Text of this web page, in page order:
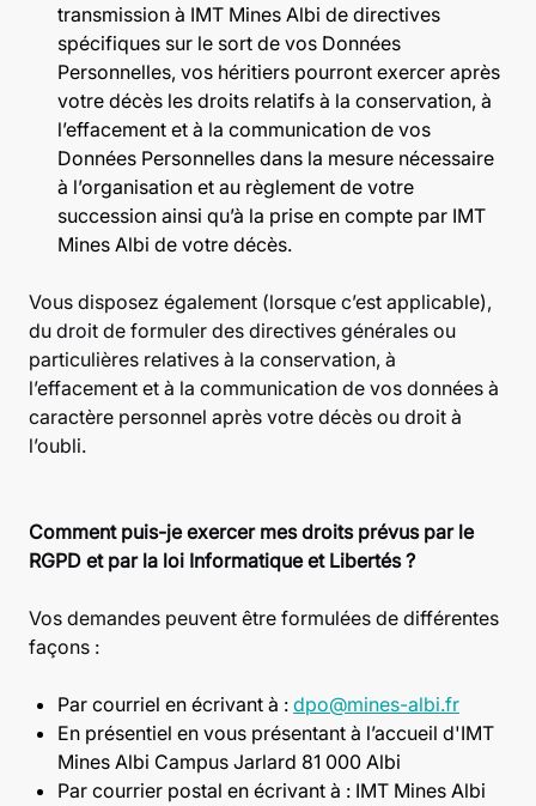
transmission à IMT Mines Albi de directives
spécifiques sur le sort de vos Données
Personnelles, vos héritiers pourront exercer après
votre décès les droits relatifs à la conservation, à
l’effacement et à la communication de vos
Données Personnelles dans la mesure nécessaire
à l’organisation et au règlement de votre
succession ainsi qu’à la prise en compte par IMT
Mines Albi de votre décès.
Vous disposez également (lorsque c’est applicable),
du droit de formuler des directives générales ou
particulières relatives à la conservation, à
l’effacement et à la communication de vos données à
caractère personnel après votre décès ou droit à
l’oubli.
Comment puis-je exercer mes droits prévus par le
RGPD et par la loi Informatique et Libertés ?
Vos demandes peuvent être formulées de différentes
façons :
Par courriel en écrivant à : dpo@mines-albi.fr
En présentiel en vous présentant à l’accueil d'IMT
Mines Albi Campus Jarlard 81 000 Albi
Par courrier postal en écrivant à : IMT Mines Albi